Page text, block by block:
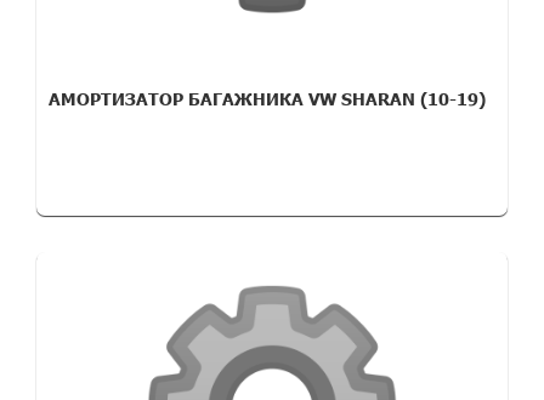
АМОРТИЗАТОР БАГАЖНИКА VW SHARAN (10-19)